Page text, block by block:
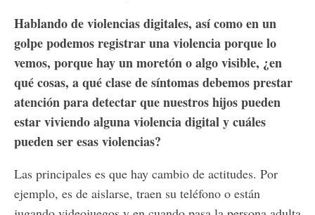
Hablando de violencias digitales, así como en un
golpe podemos registrar una violencia porque lo
vemos, porque hay un moretón o algo visible, ¿en
qué cosas, a qué clase de síntomas debemos prestar
atención para detectar que nuestros hijos pueden
estar viviendo alguna violencia digital y cuáles
pueden ser esas violencias?
Las principales es que hay cambio de actitudes. Por
ejemplo, es de aislarse, traen su teléfono o están